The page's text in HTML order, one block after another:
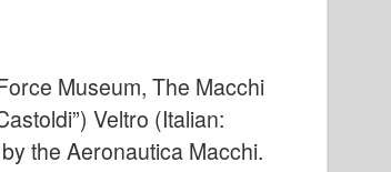
Museum, The Macchi
Veltro (Italian:
the Aeronautica Macchi.